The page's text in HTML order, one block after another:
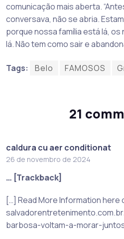
comunicação mais aberta.
conversava, não se abria.
porque nossa família está lá,
lá. Não tem como sair e
Tags: Belo FAMOSOS
21
caldura cu aer conditionat
26 de novembro de 2024
… [Trackback]
[…] Read More Information here
barbosa-voltam-a-morar-